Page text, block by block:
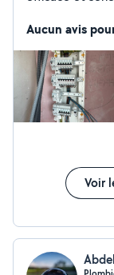
mises aux
à l'écoute, je
besoin.
Aucun avis
Voir